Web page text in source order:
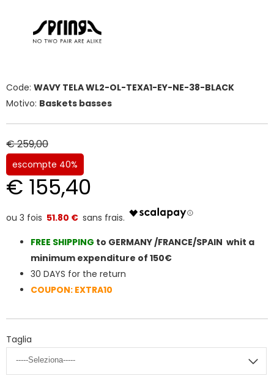
Code: WAVY TELA WL2-OL-TEXA1-EY-NE-38-BLACK
Motivo: Baskets basses
€ 259,00
escompte 40%
€ 155,40
51.80 €
FREE SHIPPING to GERMANY /FRANCE/SPAIN whit a
minimum expenditure of 150€
30 DAYS for the return
COUPON: EXTRA10
Taglia